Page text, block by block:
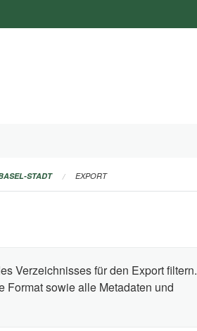
STADT EXPORT
Verzeichnisses für den Export filtern.
Format sowie alle Metadaten und